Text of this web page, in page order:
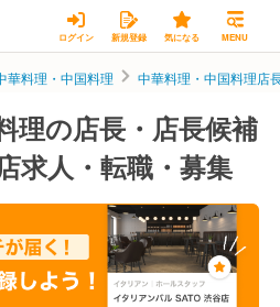
ログイン 新規登録 気になる MENU
華料理・中国料理 中華料理・中国料理店
理の店長・店長候補
求人・転職・募集